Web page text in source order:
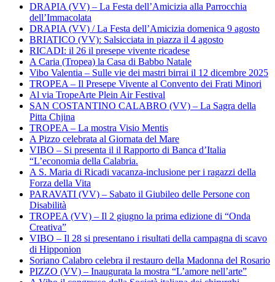
DRAPIA (VV) – La Festa dell’Amicizia alla Parrocchia
dell’Immacolata
DRAPIA (VV) / La Festa dell’Amicizia domenica 9 agosto
BRIATICO (VV): Salsicciata in piazza il 4 agosto
RICADI: il 26 il presepe vivente ricadese
A Caria (Tropea) la Casa di Babbo Natale
Vibo Valentia – Sulle vie dei mastri birrai il 12 dicembre 2025
TROPEA – Il Presepe Vivente al Convento dei Frati Minori
Al via TropeArte Plein Air Festival
SAN COSTANTINO CALABRO (VV) – La Sagra della
Pitta Chjina
TROPEA – La mostra Visio Mentis
A Pizzo celebrata al Giornata del Mare
VIBO – Si presenta il il Rapporto di Banca d’Italia
“L’economia della Calabria.
A S. Maria di Ricadi vacanza-inclusione per i ragazzi della
Forza della Vita
PARAVATI (VV) – Sabato il Giubileo delle Persone con
Disabilità
TROPEA (VV) – Il 2 giugno la prima edizione di “Onda
Creativa”
VIBO – Il 28 si presentano i risultati della campagna di scavo
di Hipponion
Soriano Calabro celebra il restauro della Madonna del Rosario
PIZZO (VV) – Inaugurata la mostra “L’amore nell’arte”